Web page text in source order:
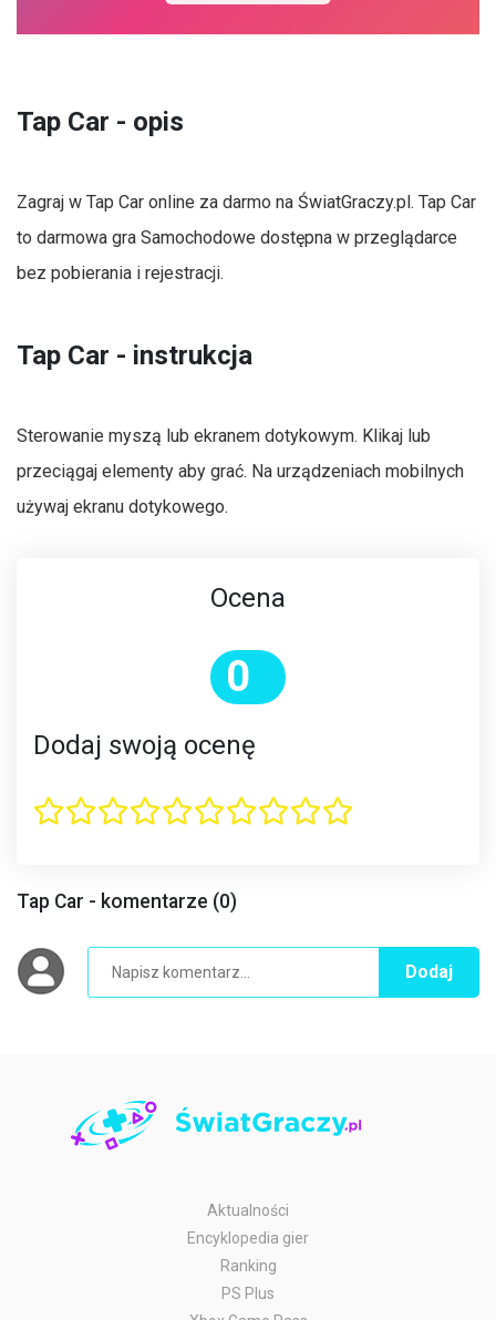
Tap Car - opis
Zagraj w Tap Car online za darmo na ŚwiatGraczy.pl. Tap Car
to darmowa gra Samochodowe dostępna w przeglądarce
bez pobierania i rejestracji.
Tap Car - instrukcja
Sterowanie myszą lub ekranem dotykowym. Klikaj lub
przeciągaj elementy aby grać. Na urządzeniach mobilnych
używaj ekranu dotykowego.
Ocena
0
Dodaj swoją ocenę
Tap Car - komentarze (0)
Dodaj
Aktualności
Encyklopedia gier
Ranking
PS Plus